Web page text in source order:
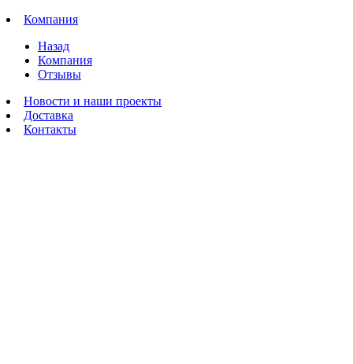
Компания
Назад
Компания
Отзывы
Новости и наши проекты
Доставка
Контакты